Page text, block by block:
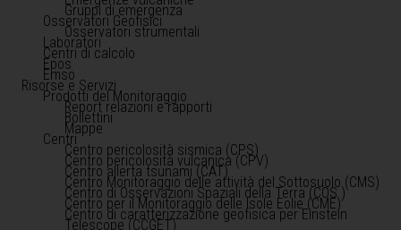
Gruppi di emergenza
Osservatori Geofisici
Osservatori strumentali
Laboratori
Centri di calcolo
Epos
Emso
Risorse e Servizi
Prodotti del Monitoraggio
Report relazioni e rapporti
Bollettini
Mappe
Centri
Centro pericolosità sismica (CPS)
Centro pericolosità vulcanica (CPV)
Centro allerta tsunami (CAT)
Centro Monitoraggio delle attività del Sottosuolo (CMS)
Centro di Osservazioni Spaziali della Terra (COS )
Centro per il Monitoraggio delle Isole Eolie (CME)
Centro di caratterizzazione geofisica per Einstein
Telescope (CCGET)